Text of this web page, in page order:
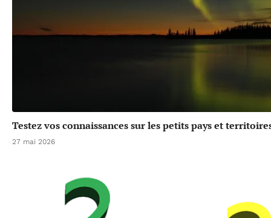
Testez vos connaissances sur les petits pays et
27 mai 2026